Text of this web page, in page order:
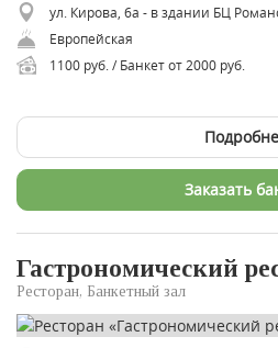
ул. Кирова, 6а - в здании БЦ
Европейская
1100 руб. / Банкет от 2000 руб.
Заказать
Гастрономический
Ресторан, Банкетный зал